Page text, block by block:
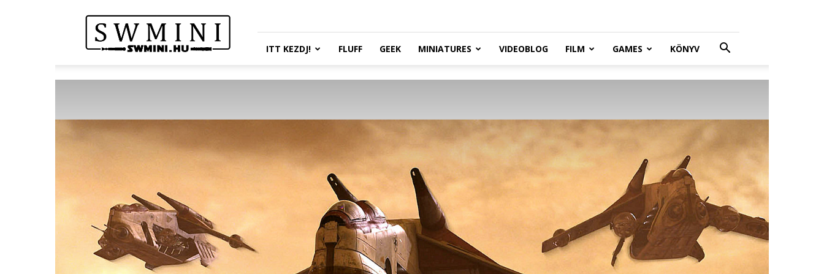
Wars
Miniatures
Portál
ITT KEZDJ! FLUFF GEEK MINIATURES VIDEOBLOG FILM GAMES KÖNYV